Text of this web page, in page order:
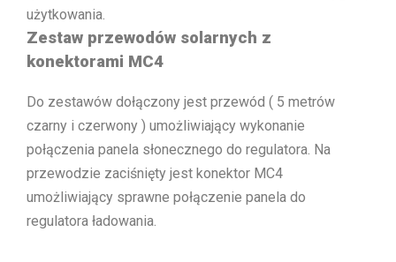
użytkowania.
Zestaw przewodów solarnych z
konektorami MC4
Do zestawów dołączony jest przewód ( 5 metrów
czarny i czerwony ) umożliwiający wykonanie
połączenia panela słonecznego do regulatora. Na
przewodzie zaciśnięty jest konektor MC4
umożliwiający sprawne połączenie panela do
regulatora ładowania.